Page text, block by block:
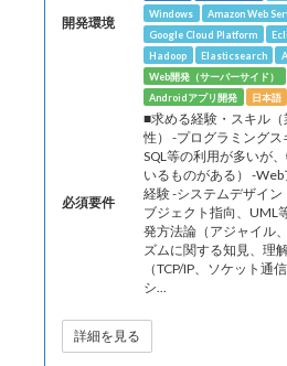
開発環境
Windows
Amazon Web
Google Cloud Platform
Hadoop
Elasticsearch
Web開発（サーバーサイド）
Androidアプリ開発
日本語
必須要件
■求める経験・スキル
性） -プログラミングス
SQL等の利用が多いが
いるものがある） -
経験 -システムデザイ
ブジェクト指向、UML
発方法論（アジャイル
ズムに関する知見、理
（TCP/IP、ソケット通
シ...
詳細を見る